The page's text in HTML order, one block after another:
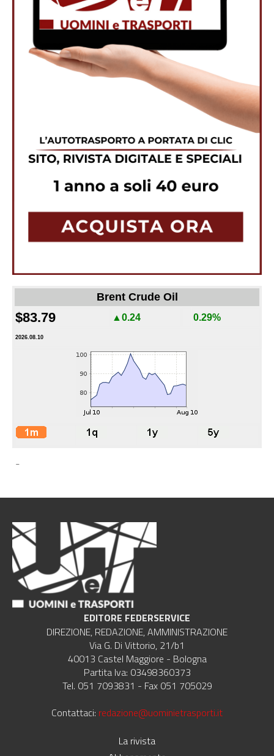
Brent Crude Oil
$83.79 ▲0.24 0.29%
2026.08.10
-
EDITORE FEDERSERVICE
DIREZIONE, REDAZIONE, AMMINISTRAZIONE
Via G. Di Vittorio, 21/b1
40013 Castel Maggiore - Bologna
Partita Iva: 03498360373
Tel. 051 7093831 - Fax 051 705029
Contattaci: redazione@uominietrasporti.it
La rivista